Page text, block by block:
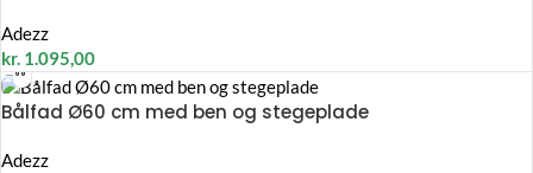
Adezz
kr. 1.095,00
Bålfad Ø60 cm med ben og stegeplade
Adezz